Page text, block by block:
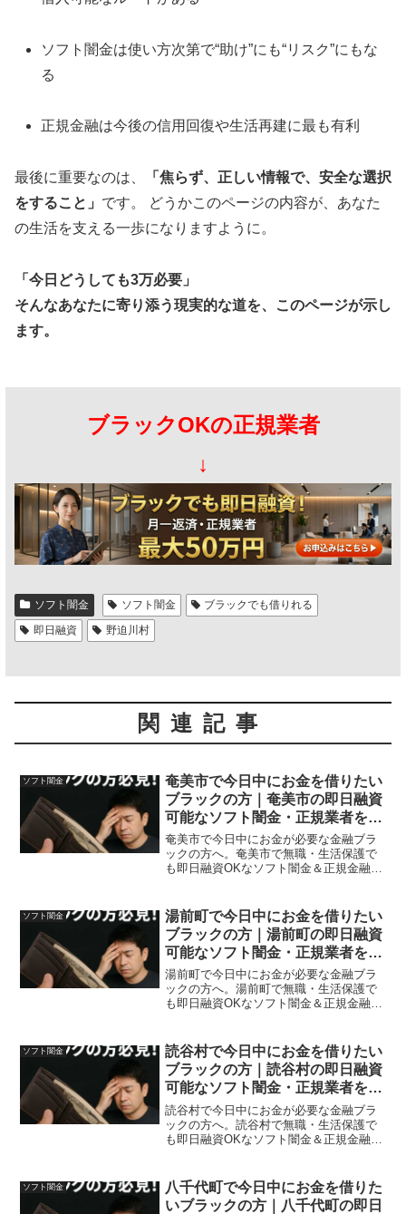
ソフト闇金は使い方次第で“助け”にも“リスク”にもな
る
正規金融は今後の信用回復や生活再建に最も有利
最後に重要なのは、
「焦らず、正しい情報で、安全な選択
をすること」 です。 どうかこのページの内容が、あなた
の生活を支える一歩になりますように。
「今日どうしても3万必要」
そんなあなたに寄り添う現実的な道を、このページが示し
ます。
ブラックOKの正規業者
↓
ソフト闇金 ソフト闇金
ブラックでも借りれる
即日融資
野迫川村
関連記事
ソフト闇金
奄美市で今日中にお金を借りたい
ブラックの方｜奄美市の即日融資
可能なソフト闇金・正規業者を紹
介！
奄美市で今日中にお金が必要な金融ブラ
ックの方へ。奄美市で無職・生活保護で
も即日融資OKなソフト闇金＆正規金融を
ソフト闇金
湯前町で今日中にお金を借りたい
ブラックの方｜湯前町の即日融資
可能なソフト闇金・正規業者を紹
介！
湯前町で今日中にお金が必要な金融ブラ
ックの方へ。湯前町で無職・生活保護で
も即日融資OKなソフト闇金＆正規金融を
ソフト闇金
読谷村で今日中にお金を借りたい
ブラックの方｜読谷村の即日融資
可能なソフト闇金・正規業者を紹
介！
読谷村で今日中にお金が必要な金融ブラ
ックの方へ。読谷村で無職・生活保護で
も即日融資OKなソフト闇金＆正規金融を
ソフト闇金
八千代町で今日中にお金を借りた
いブラックの方｜八千代町の即日